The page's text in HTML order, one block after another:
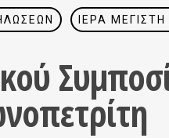
ΙΕΡΆ